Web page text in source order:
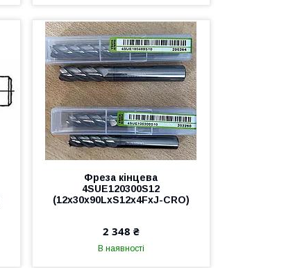
Фреза кінцева
4SUE120300S12
(12x30x90LxS12x4FxJ-CRO)
2 348 ₴
В наявності